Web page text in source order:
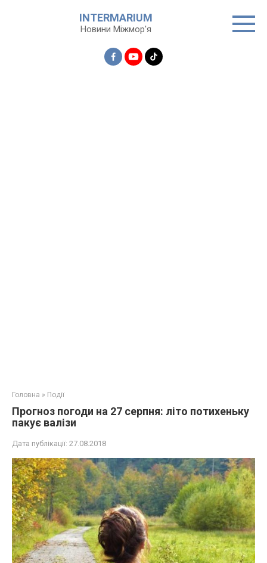
INTERMARIUM
Новини Міжмор'я
Головна » Події
Прогноз погоди на 27 серпня: літо потихеньку
пакує валізи
Дата публікації: 27.08.2018